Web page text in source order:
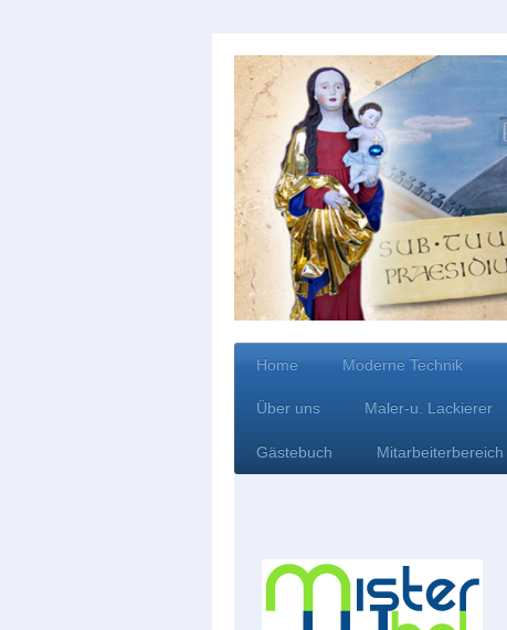
Home Moderne Technik
Über uns Maler-u. Lackierer
Gästebuch Mitarbeiterbereich